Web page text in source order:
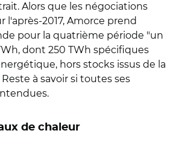
Alors que les négociations
2017, Amorce prend
pour la quatrième période "un
dont 250 TWh spécifiques
hors stocks issus de la
à savoir si toutes ses
de chaleur